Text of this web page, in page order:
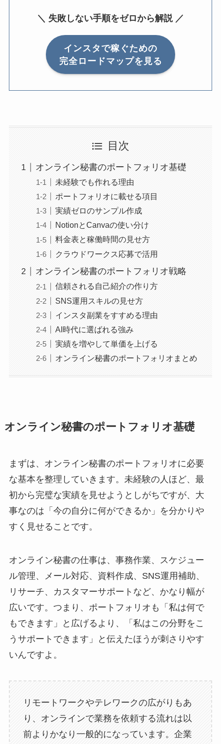
＼ 失敗しない手順をゼロから解説 ／
インスタで稼ぐための
完全ロードマップを見る
目次
オンライン秘書のポートフォリオ基礎
未経験でも作れる理由
ポートフォリオに載せる項目
実績ゼロのサンプル作成
NotionとCanvaの使い分け
料金表と稼働時間の見せ方
クラウドワークス応募で活用
オンライン秘書のポートフォリオ戦略
信頼される自己紹介の作り方
SNS運用スキルの見せ方
インスタ副業をすすめる理由
AI時代に選ばれる強み
実績を増やして単価を上げる
オンライン秘書のポートフォリオまとめ
オンライン秘書のポートフォリオ基礎
まずは、オンライン秘書のポートフォリオに必要
な基本を整理していきます。未経験の人ほど、最
初から完璧な実績を見せようとしがちですが、大
事なのは「今の自分に何ができるか」を分かりや
すく見せることです。
オンライン秘書の仕事は、事務作業、スケジュー
ル管理、メール対応、資料作成、SNS運用補助、
リサーチ、カスタマーサポートなど、かなり幅が
広いです。つまり、ポートフォリオも「私は何で
もできます」と広げるより、「私はこの分野をこ
うサポートできます」と伝えたほうが刺さりやす
いんですよ。
リモートワークやテレワークの広がりもあ
り、オンラインで業務を依頼する流れは以
前よりかなり一般的になっています。企業